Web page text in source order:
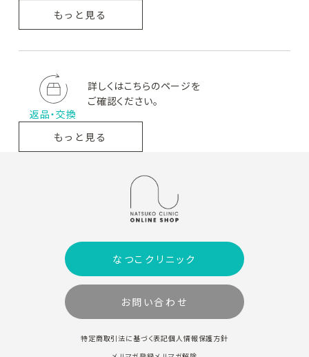
もっと見る
返品・交換
詳しくはこちらのページを
ご確認ください。
もっと見る
なつこクリニック
お問い合わせ
特定商取引法に基づく表記個人情報保護方針